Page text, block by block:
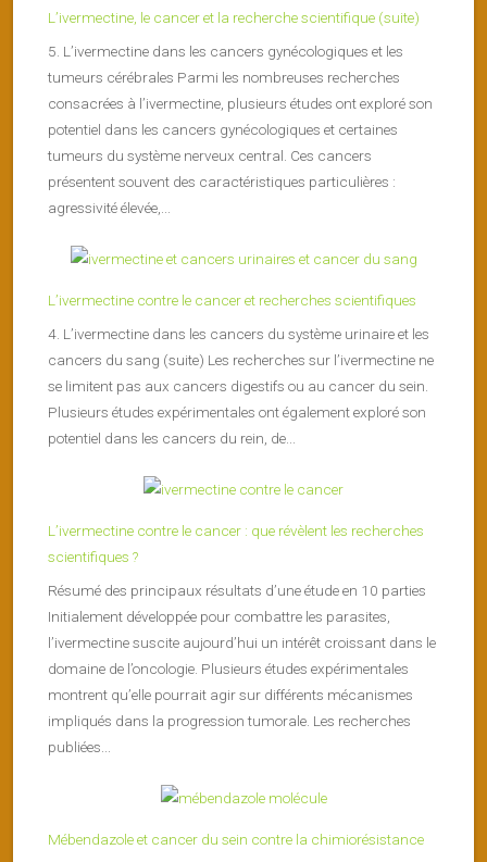
L’ivermectine, le cancer et la recherche scientifique (suite)
5. L’ivermectine dans les cancers gynécologiques et les
tumeurs cérébrales Parmi les nombreuses recherches
consacrées à l’ivermectine, plusieurs études ont exploré son
potentiel dans les cancers gynécologiques et certaines
tumeurs du système nerveux central. Ces cancers
présentent souvent des caractéristiques particulières :
agressivité élevée,...
L’ivermectine contre le cancer et recherches scientifiques
4. L’ivermectine dans les cancers du système urinaire et les
cancers du sang (suite) Les recherches sur l’ivermectine ne
se limitent pas aux cancers digestifs ou au cancer du sein.
Plusieurs études expérimentales ont également exploré son
potentiel dans les cancers du rein, de...
L’ivermectine contre le cancer : que révèlent les recherches
scientifiques ?
Résumé des principaux résultats d’une étude en 10 parties
Initialement développée pour combattre les parasites,
l’ivermectine suscite aujourd’hui un intérêt croissant dans le
domaine de l’oncologie. Plusieurs études expérimentales
montrent qu’elle pourrait agir sur différents mécanismes
impliqués dans la progression tumorale. Les recherches
publiées...
Mébendazole et cancer du sein contre la chimiorésistance